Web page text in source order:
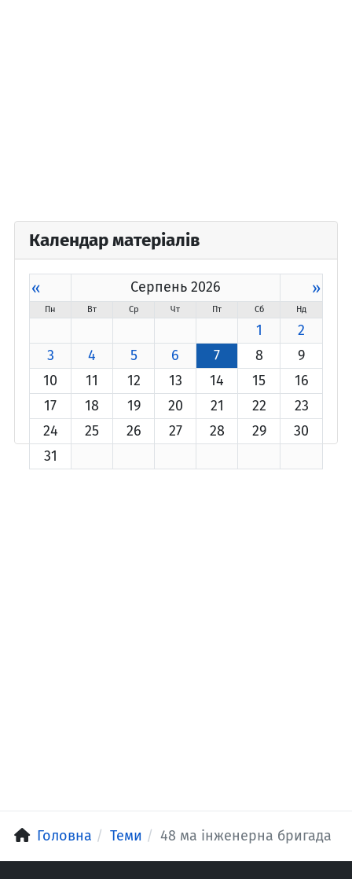
Календар матеріалів
« Серпень 2026 »
Пн Вт Ср Чт Пт Сб Нд
1
2
3
4 5 6 7 8
9
10
11 12 13 14 15
16
17
18 19 20 21 22
23
24
25 26 27 28 29
30
31
Головна Теми 48 ма інженерна бригада